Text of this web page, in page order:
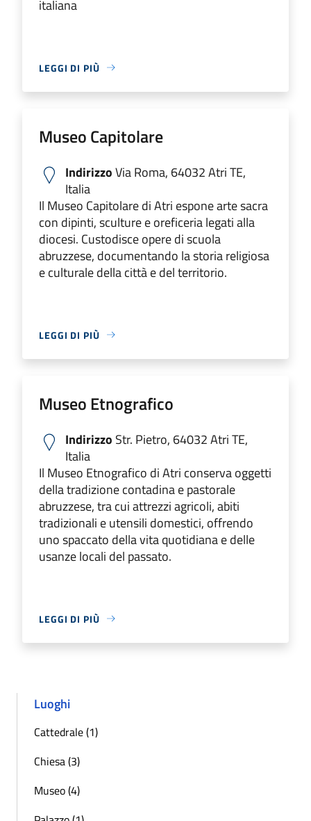
italiana
LEGGI DI PIÙ
Museo Capitolare
IndirizzoVia Roma, 64032 Atri TE,
Italia
Il Museo Capitolare di Atri espone arte sacra
con dipinti, sculture e oreficeria legati alla
diocesi. Custodisce opere di scuola
abruzzese, documentando la storia religiosa
e culturale della città e del territorio.
LEGGI DI PIÙ
Museo Etnografico
Indirizzo Str. Pietro, 64032 Atri TE,
Italia
Il Museo Etnografico di Atri conserva oggetti
della tradizione contadina e pastorale
abruzzese, tra cui attrezzi agricoli, abiti
tradizionali e utensili domestici, offrendo
uno spaccato della vita quotidiana e delle
usanze locali del passato.
LEGGI DI PIÙ
Luoghi
Cattedrale (1)
Chiesa (3)
Museo (4)